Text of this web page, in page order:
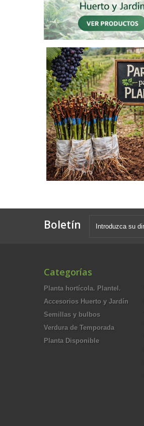
Boletín
Categorías
Planta hortícola. Plantel.
Accesorios Huerto y Jardín
Semillas y bulbos
Verdura de Temporada
Planta Disponible